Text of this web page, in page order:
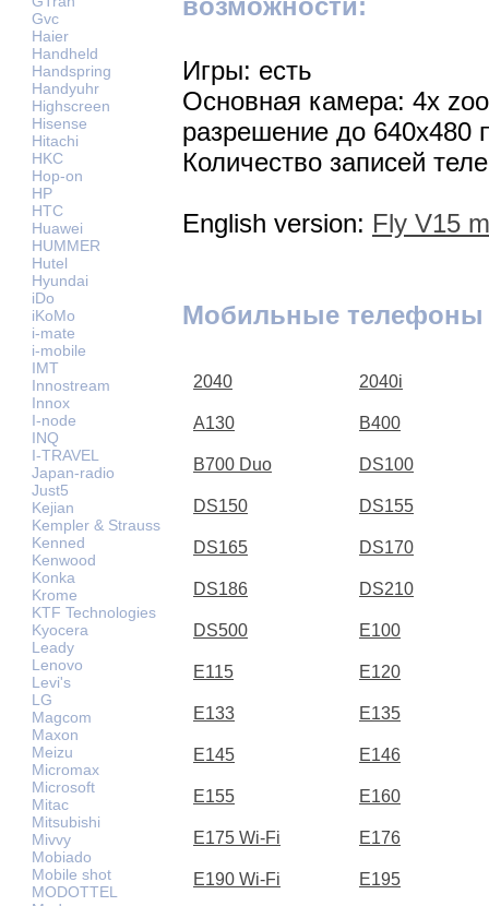
Gvc
Haier
Handheld
Handspring
Handyuhr
Highscreen
Hisense
Hitachi
HKC
Hop-on
HP
HTC
Huawei
HUMMER
Hutel
Hyundai
iDo
iKoMo
i-mate
i-mobile
IMT
Innostream
Innox
I-node
INQ
I-TRAVEL
Japan-radio
Just5
Kejian
Kempler & Strauss
Kenned
Kenwood
Konka
Krome
KTF Technologies
Kyocera
Leady
Lenovo
Levi's
LG
Magcom
Maxon
Meizu
Micromax
Microsoft
Mitac
Mitsubishi
Mivvy
Mobiado
Mobile shot
MODOTTEL
Игры: есть
Основная камера: 4x
разрешение до 640х480
Количество записей
English version: Fly V15
Мобильные телефоны
2040 2040i
A130 B400
B700 Duo DS100
DS150 DS155
DS165 DS170
DS186 DS210
DS500 E100
E115 E120
E133 E135
E145 E146
E155 E160
E175 Wi-Fi E176
E190 Wi-Fi E195